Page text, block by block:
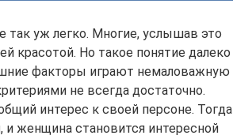
так уж легко. Многие, услышав это
красотой. Но такое понятие далеко
факторы играют немаловажную
не всегда достаточно.
интерес к своей персоне. Тогда
и женщина становится интересной